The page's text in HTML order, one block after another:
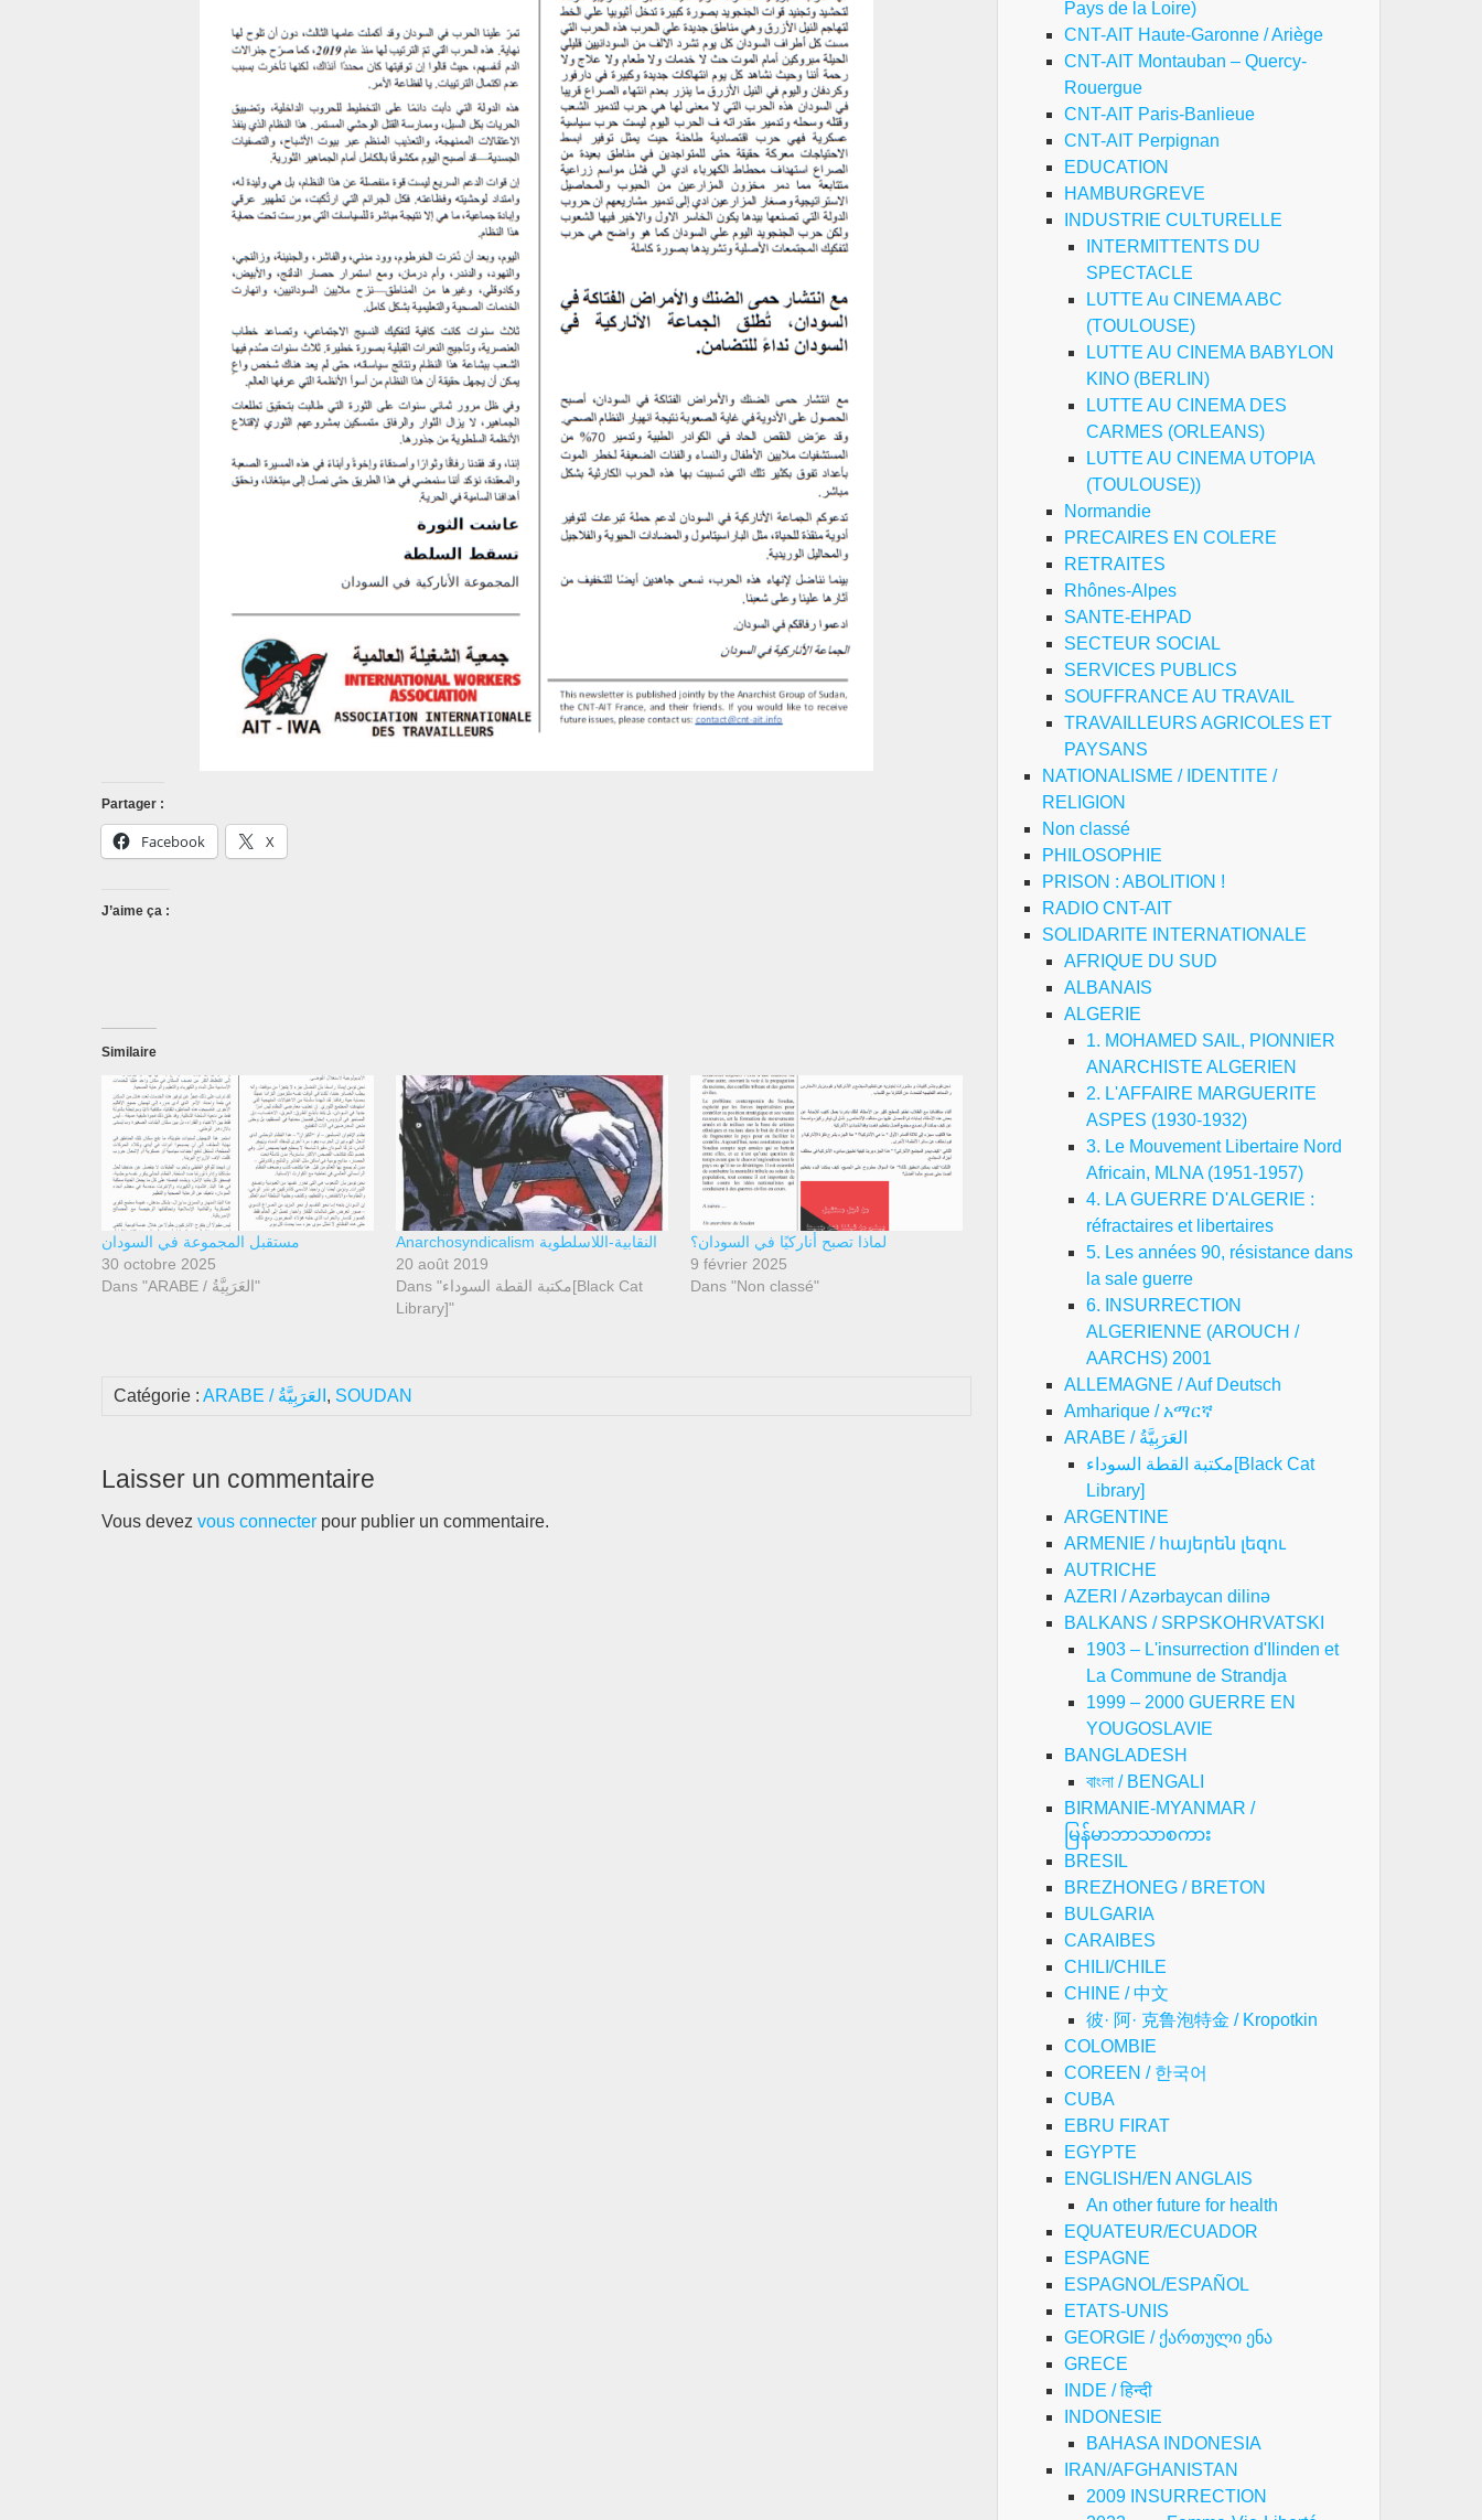
Partager :
Facebook X
J’aime ça :
Similaire
مستقبل المجموعة في السودان
30 octobre 2025
Dans "ARABE / العَرَبِيَّةُ"
Anarchosyndicalism النقابية-اللاسلطوية
20 août 2019
Dans "مكتبة القطة السوداء[Black Cat
Library]"
لماذا تصبح أناركيًا في السودان؟
9 février 2025
Dans "Non classé"
Catégorie : ARABE / العَرَبِيَّةُ , SOUDAN
Laisser un commentaire
Vous devez vous connecter pour publier un commentaire.
Pays de la Loire)
CNT-AIT Haute-Garonne / Ariège
CNT-AIT Montauban – Quercy-
Rouergue
CNT-AIT Paris-Banlieue
CNT-AIT Perpignan
EDUCATION
HAMBURGREVE
INDUSTRIE CULTURELLE
INTERMITTENTS DU
SPECTACLE
LUTTE Au CINEMA ABC
(TOULOUSE)
LUTTE AU CINEMA BABYLON
KINO (BERLIN)
LUTTE AU CINEMA DES
CARMES (ORLEANS)
LUTTE AU CINEMA UTOPIA
(TOULOUSE))
Normandie
PRECAIRES EN COLERE
RETRAITES
Rhônes-Alpes
SANTE-EHPAD
SECTEUR SOCIAL
SERVICES PUBLICS
SOUFFRANCE AU TRAVAIL
TRAVAILLEURS AGRICOLES ET
PAYSANS
NATIONALISME / IDENTITE /
RELIGION
Non classé
PHILOSOPHIE
PRISON : ABOLITION !
RADIO CNT-AIT
SOLIDARITE INTERNATIONALE
AFRIQUE DU SUD
ALBANAIS
ALGERIE
1. MOHAMED SAIL, PIONNIER
ANARCHISTE ALGERIEN
2. L'AFFAIRE MARGUERITE
ASPES (1930-1932)
3. Le Mouvement Libertaire Nord
Africain, MLNA (1951-1957)
4. LA GUERRE D'ALGERIE :
réfractaires et libertaires
5. Les années 90, résistance dans
la sale guerre
6. INSURRECTION
ALGERIENNE (AROUCH /
AARCHS) 2001
ALLEMAGNE / Auf Deutsch
Amharique / አማርኛ
ARABE / العَرَبِيَّةُ
مكتبة القطة السوداء[Black Cat
Library]
ARGENTINE
ARMENIE / հայերեն լեզու
AUTRICHE
AZERI / Azərbaycan dilinə
BALKANS / SRPSKOHRVATSKI
1903 – L'insurrection d'Ilinden et
La Commune de Strandja
1999 – 2000 GUERRE EN
YOUGOSLAVIE
BANGLADESH
বাংলা / BENGALI
BIRMANIE-MYANMAR /
မြန်မာဘာသာစကား
BRESIL
BREZHONEG / BRETON
BULGARIA
CARAIBES
CHILI/CHILE
CHINE / 中文
彼· 阿· 克鲁泡特金 / Kropotkin
COLOMBIE
COREEN / 한국어
CUBA
EBRU FIRAT
EGYPTE
ENGLISH/EN ANGLAIS
An other future for health
EQUATEUR/ECUADOR
ESPAGNE
ESPAGNOL/ESPAÑOL
ETATS-UNIS
GEORGIE / ქართული ენა
GRECE
INDE / हिन्दी
INDONESIE
BAHASA INDONESIA
IRAN/AFGHANISTAN
2009 INSURRECTION